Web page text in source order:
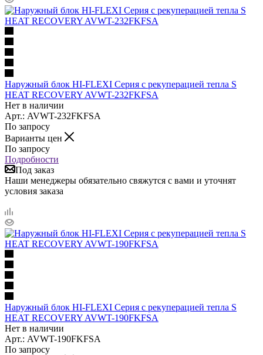
Наружный блок HI-FLEXI Серия с рекуперацией тепла S
HEAT RECOVERY AVWT-232FKFSA
Нет в наличии
Арт.: AVWT-232FKFSA
По запросу
Варианты цен
По запросу
Подробности
Под заказ
Наши менеджеры обязательно свяжутся с вами и уточнят
условия заказа
Наружный блок HI-FLEXI Серия с рекуперацией тепла S
HEAT RECOVERY AVWT-190FKFSA
Нет в наличии
Арт.: AVWT-190FKFSA
По запросу